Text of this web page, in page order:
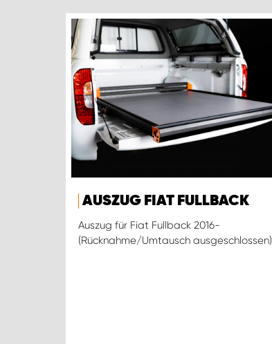
AUSZUG FIAT FULLBACK
Auszug für Fiat Fullback 2016-
(Rücknahme/Umtausch ausgeschlossen)